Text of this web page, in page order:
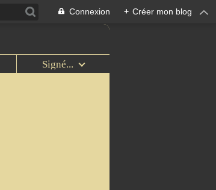
Connexion + Créer mon blog
Signé...